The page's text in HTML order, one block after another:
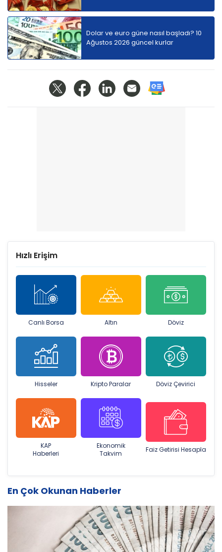
Dolar ve euro güne nasıl başladı? 10
Ağustos 2026 güncel kurlar
Hızlı Erişim
Canlı Borsa Altın Döviz
Hisseler Kripto Paralar Döviz Çevirici
KAP
Haberleri
Ekonomik
Takvim
Faiz Getirisi Hesapla
En Çok Okunan Haberler